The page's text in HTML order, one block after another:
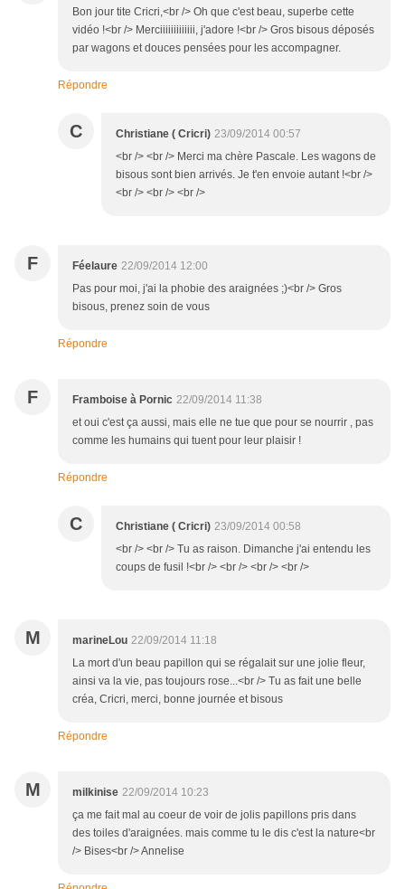
Bon jour tite Cricri,<br /> Oh que c'est beau, superbe cette
vidéo !<br /> Merciiiiiiiiiiiii, j'adore !<br /> Gros bisous déposés
par wagons et douces pensées pour les accompagner.
Répondre
C Christiane ( Cricri) 23/09/2014 00:57
<br /> <br /> Merci ma chère Pascale. Les wagons de
bisous sont bien arrivés. Je t'en envoie autant !<br />
<br /> <br /> <br />
F Féelaure 22/09/2014 12:00
Pas pour moi, j'ai la phobie des araignées ;)<br /> Gros
bisous, prenez soin de vous
Répondre
F Framboise à Pornic 22/09/2014 11:38
et oui c'est ça aussi, mais elle ne tue que pour se nourrir , pas
comme les humains qui tuent pour leur plaisir !
Répondre
C Christiane ( Cricri) 23/09/2014 00:58
<br /> <br /> Tu as raison. Dimanche j'ai entendu les
coups de fusil !<br /> <br /> <br /> <br />
M marineLou 22/09/2014 11:18
La mort d'un beau papillon qui se régalait sur une jolie fleur,
ainsi va la vie, pas toujours rose...<br /> Tu as fait une belle
créa, Cricri, merci, bonne journée et bisous
Répondre
M milkinise 22/09/2014 10:23
ça me fait mal au coeur de voir de jolis papillons pris dans
des toiles d'araignées. mais comme tu le dis c'est la nature<br
/> Bises<br /> Annelise